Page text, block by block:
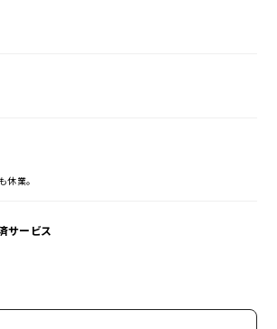
休業。
サービス